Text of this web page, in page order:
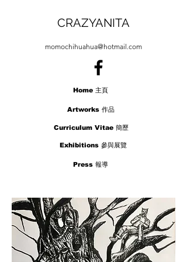
CRAZYANITA
momochihuahua@hotmail.com
Exhibitions 參與展覽
Artworks 作品
Curriculum Vitae 簡歷
Press 報導
Home 主頁